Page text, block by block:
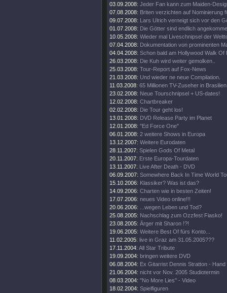
03.09.2008: Jeder Fan kann zum Maiden-
07.08.2008: Briten verzichten auf Nominierung
09.07.2008: Lars Ulrich verneigt sich vor den
01.07.2008: Die Götter sind endlich
10.05.2008: Wieder mal Liveschnipsel der
07.04.2008: Dokumentation von prominenten
04.04.2008: Schon bald am Hollywood Walk Of
26.03.2008: Die Kuh wird weiter gemolken..
25.03.2008: Tour-Report auf Fox-News
21.03.2008: Und wieder ne neue Compilation.
11.03.2008: 65 Millionen TV-Zuseher in
23.02.2008: Neue Tourschnipsel + US-dates!
12.02.2008: Chartbreaker
02.02.2008: Die Tour geht los!
13.01.2008: DVD Release Party im Planet
12.01.2008: "Ed Force One"
06.01.2008: 2 weitere Shows in Europa
13.12.2007: Weitere Eurodaten
28.11.2007: Spielen Gods Of Metal
20.11.2007: Erste Europa-Tourdaten
13.11.2007: Live After Death - DVD
06.09.2007: Somewhere Back In Time World
15.10.2006: Klassiker? Was ist das?
14.09.2006: Charten wie in besten Zeiten!
17.07.2006: neues Video online!!!
20.06.2006:
...wegen Leben und Tod?
25.08.2005: Nachschlag zum Ozzfest Fiasko!
23.08.2005: Ärger mit Sharon !?!
19.06.2005: Weitere Best Of fürs Konto...
11.02.2005: live in Graz am 31.05.2005???
17.11.2004: All Star Tribute
19.09.2004: bringen weitere DVD
06.08.2004: Ex Gitarrist Dennis Stratton -
21.06.2004: nicht vor Nov. 2005 Studiotermin
08.03.2004: "No More Lies" - Video
18.02.2004: Spielfiguren